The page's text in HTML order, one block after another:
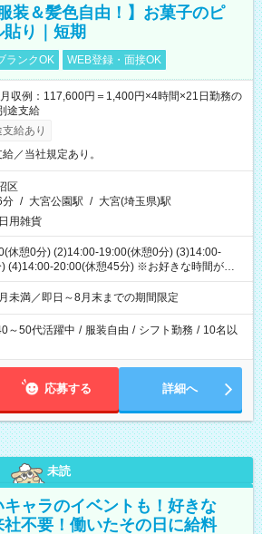
装＆髪色自由！】お菓子のピ
り｜短期
ランクOK WEB登録・面接OK
収例：117,600円＝1,400円×4時間×21日勤務の
途支給
給あり
／当社規定あり。
区
分 / 大宮公園駅 / 大宮(埼玉県)駅
用雑貨
休憩0分) (2)14:00-19:00(休憩0分) (3)14:00-
(4)14:00-20:00(休憩45分) ※お好きな時間が選べ
未満／即日～8月末までの期間限定
～50代活躍中 / 服装自由 / シフト勤務 / 10名以
応募する 詳細へ
未読
ャラのイベントも！好きな
不要！働いたその日に給料